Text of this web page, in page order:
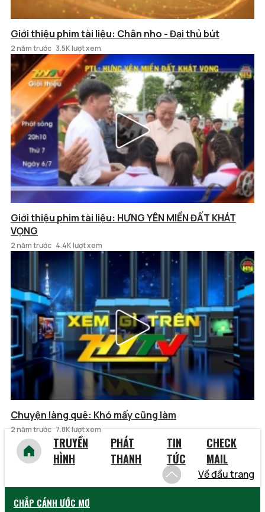
Giới thiệu phim tài liệu: Chân nho - Đại thủ bút
2 năm trước 3.5K lượt xem
Giới thiệu phim tài liệu: HƯNG YÊN MIỀN ĐẤT KHÁT
VỌNG
2 năm trước 4.4K lượt xem
Chuyện làng quê: Khó mấy cũng làm
2 năm trước 7.8K lượt xem
TRUYỀN
HÌNH
PHÁT
THANH
TIN
TỨC
CHECK
MAIL
Về đầu trang
CHẮP CÁNH ƯỚC MƠ